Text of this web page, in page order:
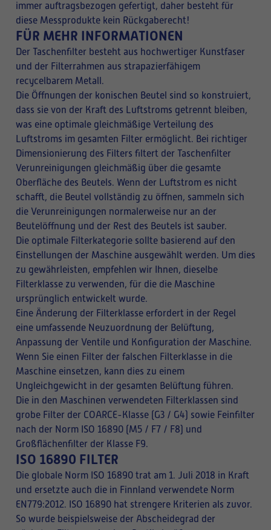
immer auftragsbezogen gefertigt, daher besteht für
diese Messprodukte kein Rückgaberecht!
FÜR MEHR INFORMATIONEN
Der Taschenfilter besteht aus hochwertiger Kunstfaser
und der Filterrahmen aus strapazierfähigem
recycelbarem Metall.
Die Öffnungen der konischen Beutel sind so konstruiert,
dass sie von der Kraft des Luftstroms getrennt bleiben,
was eine optimale gleichmäßige Verteilung des
Luftstroms im gesamten Filter ermöglicht. Bei richtiger
Dimensionierung des Filters filtert der Taschenfilter
Verunreinigungen gleichmäßig über die gesamte
Oberfläche des Beutels. Wenn der Luftstrom es nicht
schafft, die Beutel vollständig zu öffnen, sammeln sich
die Verunreinigungen normalerweise nur an der
Beutelöffnung und der Rest des Beutels ist sauber.
Die optimale Filterkategorie sollte basierend auf den
Einstellungen der Maschine ausgewählt werden. Um dies
zu gewährleisten, empfehlen wir Ihnen, dieselbe
Filterklasse zu verwenden, für die die Maschine
ursprünglich entwickelt wurde.
Eine Änderung der Filterklasse erfordert in der Regel
eine umfassende Neuzuordnung der Belüftung,
Anpassung der Ventile und Konfiguration der Maschine.
Wenn Sie einen Filter der falschen Filterklasse in die
Maschine einsetzen, kann dies zu einem
Ungleichgewicht in der gesamten Belüftung führen.
Die in den Maschinen verwendeten Filterklassen sind
grobe Filter der COARCE-Klasse (G3 / G4) sowie Feinfilter
nach der Norm ISO 16890 (M5 / F7 / F8) und
Großflächenfilter der Klasse F9.
ISO 16890 FILTER
Die globale Norm ISO 16890 trat am 1. Juli 2018 in Kraft
und ersetzte auch die in Finnland verwendete Norm
EN779:2012. ISO 16890 hat strengere Kriterien als zuvor.
So wurde beispielsweise der Abscheidegrad der